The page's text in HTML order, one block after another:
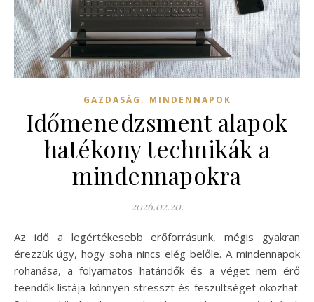
GAZDASÁG , MINDENNAPOK
Időmenedzsment alapok
hatékony technikák a
mindennapokra
2026.02.20.
Az idő a legértékesebb erőforrásunk, mégis gyakran
érezzük úgy, hogy soha nincs elég belőle. A mindennapok
rohanása, a folyamatos határidők és a véget nem érő
teendők listája könnyen stresszt és feszültséget okozhat.